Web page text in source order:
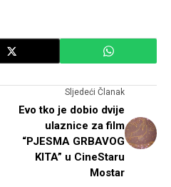
Sljedeći Članak
Evo tko je dobio dvije
ulaznice za film
“PJESMA GRBAVOG
KITA” u CineStaru
Mostar